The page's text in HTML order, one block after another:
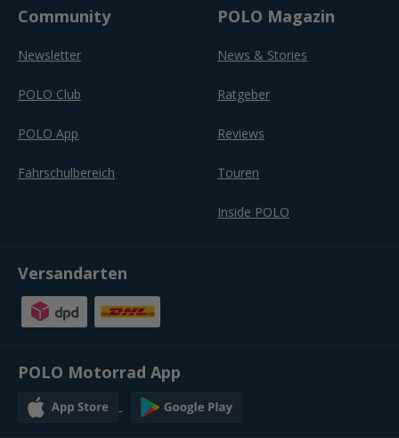
Community
Newsletter
POLO Club
POLO App
Fahrschulbereich
POLO Magazin
News & Stories
Ratgeber
Reviews
Touren
Inside POLO
Versandarten
POLO Motorrad App